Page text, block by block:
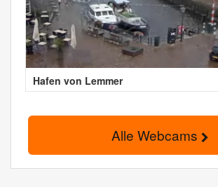
Hafen von Lemmer
Alle Webcams